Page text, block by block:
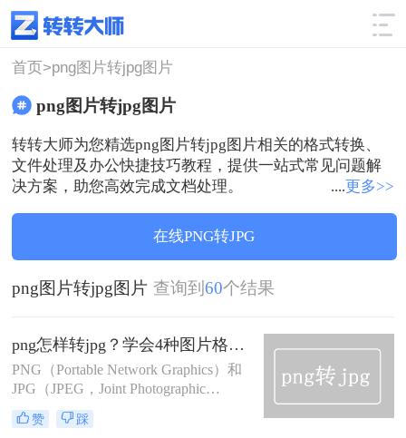
使用技巧 筛选
首页>png图片转jpg图片
png图片转jpg图片
转转大师为您精选png图片转jpg图片相关的格式转换、
文件处理及办公快捷技巧教程，提供一站式常见问题解
决方案，助您高效完成文档处理。
....更多>>
在线PNG转JPG
png图片转jpg图片 查询到60个结果
png怎样转jpg？学会4种图片格式转换方法！
PNG（Portable Network Graphics）和
JPG（JPEG，Joint Photographic
Experts Group）作为两种广泛应用的
图片格式，各自有其特点和适用场
赞 踩